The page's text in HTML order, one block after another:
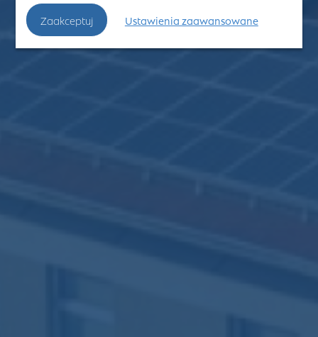
Zaakceptuj Ustawienia zaawansowane